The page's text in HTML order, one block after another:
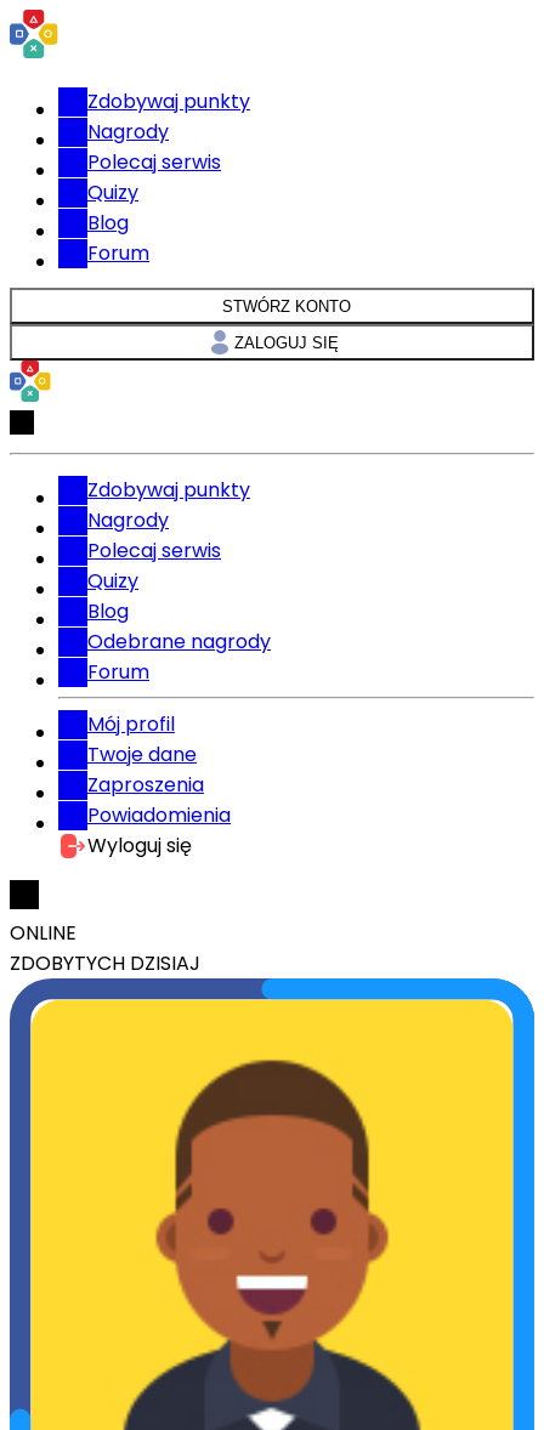
Zdobywaj punkty
Nagrody
Polecaj serwis
Quizy
Blog
Forum
STWÓRZ KONTO
ZALOGUJ SIĘ
Zdobywaj punkty
Nagrody
Polecaj serwis
Quizy
Blog
Odebrane nagrody
Forum
Mój profil
Twoje dane
Zaproszenia
Powiadomienia
Wyloguj się
ONLINE
ZDOBYTYCH DZISIAJ